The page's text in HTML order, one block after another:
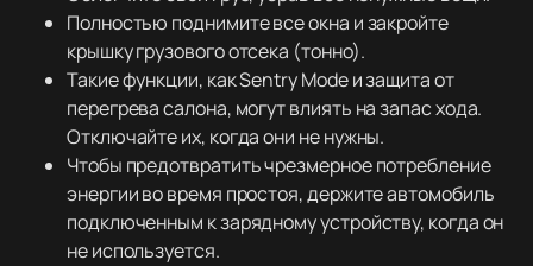
Полностью поднимите все окна и закройте
крышку грузового отсека (тонно).
Такие функции, как Sentry Mode и защита от
перегрева салона, могут влиять на запас хода.
Отключайте их, когда они не нужны.
Чтобы предотвратить чрезмерное потребление
энергии во время простоя, держите автомобиль
подключенным к зарядному устройству, когда он
не используется.